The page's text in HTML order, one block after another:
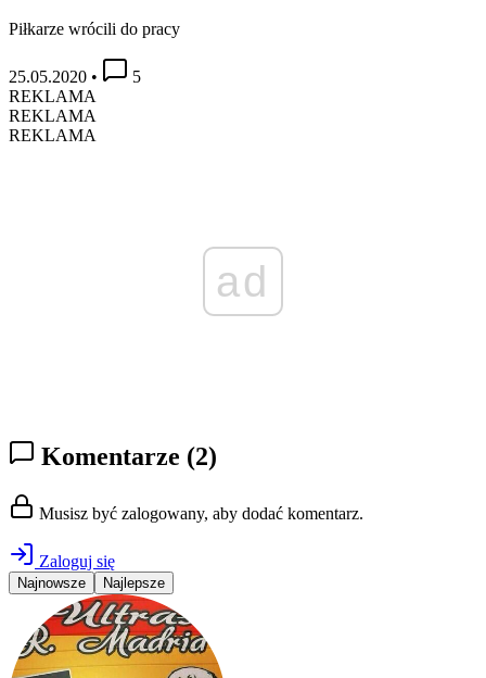
Piłkarze wrócili do pracy
25.05.2020 •
5
REKLAMA
REKLAMA
REKLAMA
ad
Komentarze (2)
Musisz być zalogowany, aby dodać komentarz.
Zaloguj się
Najnowsze Najlepsze